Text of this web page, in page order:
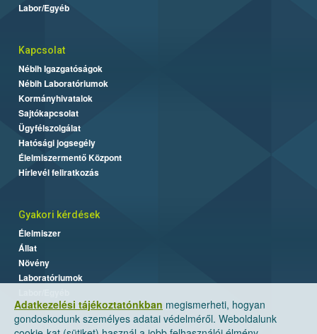
Adatkezelési tájékoztatónkban megismerheti, hogyan
gondoskodunk személyes adatai védelméről. Weboldalunk
Labor/Egyéb
Kapcsolat
Nébih Igazgatóságok
Nébih Laboratóriumok
Kormányhivatalok
Sajtókapcsolat
Ügyfélszolgálat
Hatósági jogsegély
Élelmiszermentő Központ
Hírlevél feliratkozás
Gyakori kérdések
Élelmiszer
Állat
Növény
Laboratóriumok